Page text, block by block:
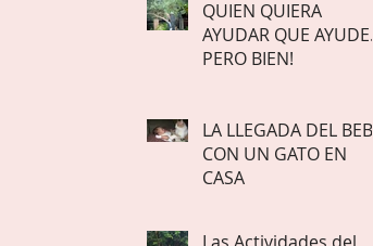
QUIEN QUIERA
AYUDAR QUE AYUDE…
PERO BIEN!
LA LLEGADA DEL BEBE
CON UN GATO EN
CASA